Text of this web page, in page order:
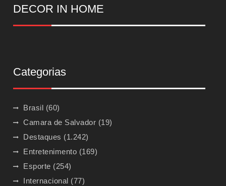
DECOR IN HOME
Categorias
Brasil (60)
Camara de Salvador (19)
Destaques (1.242)
Entretenimento (169)
Esporte (254)
Internacional (77)